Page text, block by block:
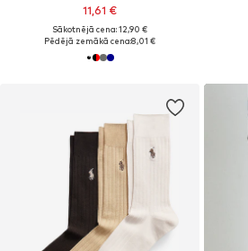
11,61 €
Sākotnējā cena: 12,90 €
Pēdējā zemākā cena:8,01 €